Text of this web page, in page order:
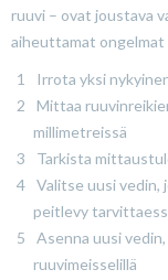
ruuvi – ovat joustava
aiheuttamat ongelmat
Irrota yksi
Mittaa
millimetreissä
Tarkista
Valitse uusi vedin,
peitlevy
Asenna uusi
ruuvimeisselillä